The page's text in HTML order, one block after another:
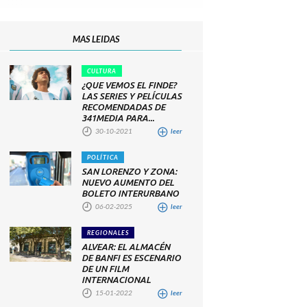
MAS LEIDAS
CULTURA
¿QUE VEMOS EL FINDE?
LAS SERIES Y PELÍCULAS
RECOMENDADAS DE
341MEDIA PARA...
30-10-2021 leer
POLÍTICA
SAN LORENZO Y ZONA:
NUEVO AUMENTO DEL
BOLETO INTERURBANO
06-02-2025 leer
REGIONALES
ALVEAR: EL ALMACÉN
DE BANFI ES ESCENARIO
DE UN FILM
INTERNACIONAL
15-01-2022 leer